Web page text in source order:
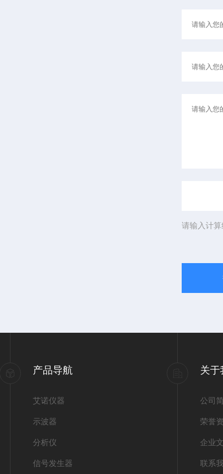
请输入计
产品导航
艾诺仪器
示波器
分析仪
信号发生器
关于
公司
荣誉
企业
联系